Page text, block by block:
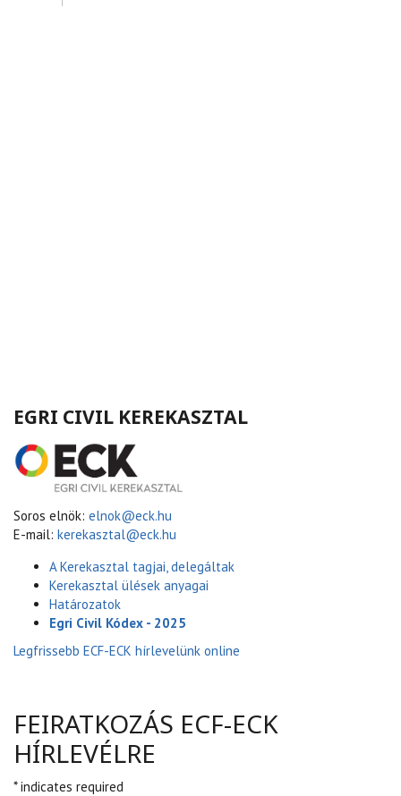
EGRI CIVIL KEREKASZTAL
Soros elnök: elnok@eck.hu
E-mail: kerekasztal@eck.hu
A Kerekasztal tagjai, delegáltak
Kerekasztal ülések anyagai
Határozatok
Egri Civil Kódex - 2025
Legfrissebb ECF-ECK hírlevelünk online
FEIRATKOZÁS ECF-ECK
HÍRLEVÉLRE
* indicates required